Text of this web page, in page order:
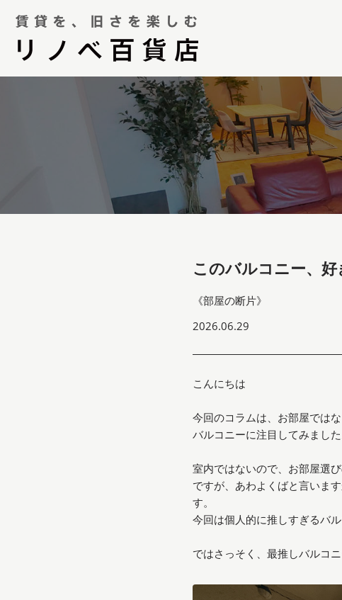
このバルコニー、好
《部屋の断片》
2026.06.29
こんにちは
今回のコラムは、お部屋ではな
バルコニーに注目してみました
室内ではないので、お部屋選
ですが、あわよくばと言いま
す。
今回は個人的に推しすぎるバ
ではさっそく、最推しバルコニ